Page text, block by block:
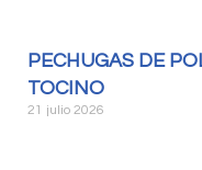
PECHUGAS DE
TOCINO
21 julio 2026